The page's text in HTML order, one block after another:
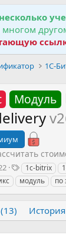
1С-
Модуль
Т
е
г
1c-bitrix
модуль по